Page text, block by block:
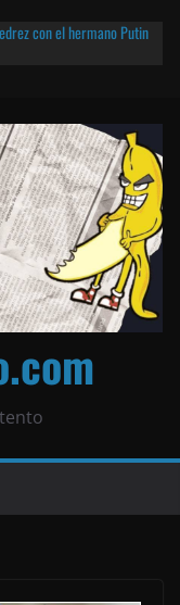
con el hermano Putin
ETERNA | ¡O lo que
con queso frito y el
con el Papa
fantasma de Nicaragua |